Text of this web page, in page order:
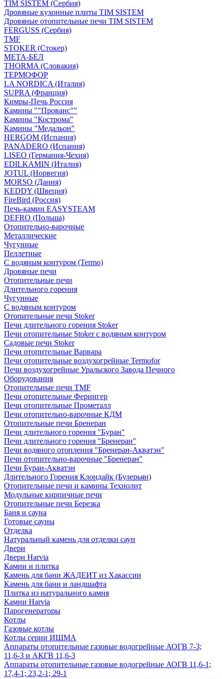
TIM SISTEM (Сербия)
Дровяные кухонные плиты TIM SISTEM
Дровяные отопительные печи TIM SISTEM
FERGUSS (Сербия)
TMF
STOKER (Стокер)
МЕТА-БЕЛ
THORMA (Словакия)
ТЕРМОФОР
LA NORDICA (Италия)
SUPRA (Франция)
Кимры-Печь Россия
Камины ""Прованс""
Камины "Кострома"
Камины "Медальон"
HERGOM (Испания)
PANADERO (Испания)
LISEO (Германия-Чехия)
EDILKAMIN (Италия)
JOTUL (Норвегия)
MORSO (Дания)
KEDDY (Швеция)
FireBird (Россия)
Печь-камин EASYSTEAM
DEFRO (Польша)
Отопительно-варочные
Металлические
Чугунные
Пеллетные
С водяным контуром (Termo)
Дровяные печи
Отопительные печи
Длительного горения
Чугунные
C водяным контуром
Отопительные печи Stoker
Печи длительного горения Stoker
Печи отопительные Stoker с водяным контуром
Садовые печи Stoker
Печи отопительные Варвара
Печи отопительные воздухогрейные Termofor
Печи воздухогрейные Уральского Завода Печного
Оборудования
Отопительные печи TMF
Печи отопительные Ферингер
Печи отопительные Прометалл
Печи отопительно-варочные КДМ
Отопительные печи Бренеран
Печи длительного горения "Буран"
Печи длительного горения "Бренеран"
Печи водяного отопления "Бренеран-Акватэн"
Печи отопительно-варочные "Бренеран"
Печи Буран-Акватэн
Длительного Горения Клондайк (Булерьян)
Отопительные печи и камины Технолит
Модульные кирпичные печи
Отопительные печи Березка
Баня и сауна
Готовые сауны
Отделка
Натуральный камень для отделки саун
Двери
Двери Harvia
Камни и плитка
Камень для бани ЖАДЕИТ из Хакассии
Камень для бани и ландшафта
Плитка из натурального камня
Камни Harvia
Парогенераторы
Котлы
Газовые котлы
Котлы серии ИШМА
Аппараты отопительные газовые водогрейные АОГВ 7-3;
11,6-3 и АКГВ 11,6-3
Аппараты отопительные газовые водогрейные АОГВ 11,6-1;
17,4-1; 23,2-1; 29-1